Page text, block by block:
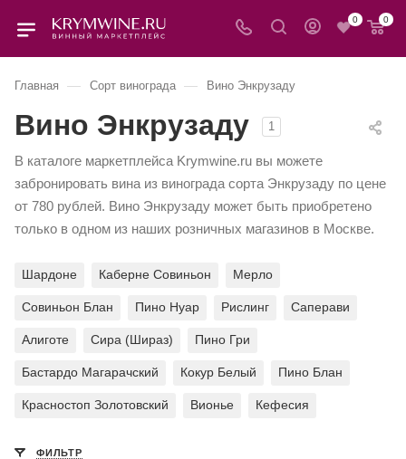
0 0
Главная — Сорт винограда — Вино Энкрузаду
Вино Энкрузаду 1
В каталоге маркетплейса Krymwine.ru вы можете
забронировать вина из винограда сорта Энкрузаду по цене
от 780 рублей. Вино Энкрузаду может быть приобретено
только в одном из наших розничных магазинов в Москве.
Шардоне Каберне Совиньон Мерло
Совиньон Блан Пино Нуар Рислинг Саперави
Алиготе Сира (Шираз) Пино Гри
Бастардо Магарачский Кокур Белый Пино Блан
Красностоп Золотовский Вионье Кефесия
ФИЛЬТР